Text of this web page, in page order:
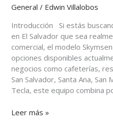
General / Edwin Villalobos
Introducción Si estás
en El Salvador que sea
comercial, el modelo
opciones disponibles
negocios como cafeterías,
San Salvador, Santa Ana, San
Tecla, este equipo combina
Leer más »